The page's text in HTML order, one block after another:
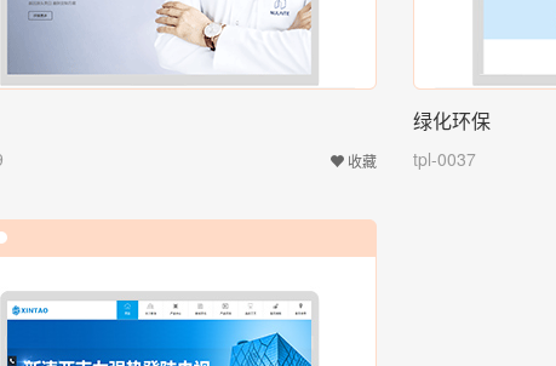
收藏
绿化环保
tpl-0037